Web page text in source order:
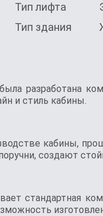
Тип лифта
Тип здания
разработана
и стиль кабины.
кабины,
создают
стандартная